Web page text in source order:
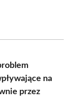
na
przez